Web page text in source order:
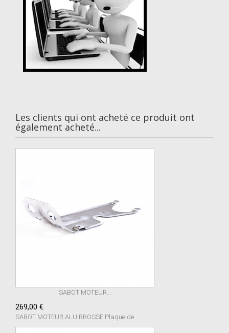
Les clients qui ont acheté ce produit ont
également acheté...
SABOT MOTEUR...
269,00 €
SABOT MOTEUR ALU BROSSE Plaque de...